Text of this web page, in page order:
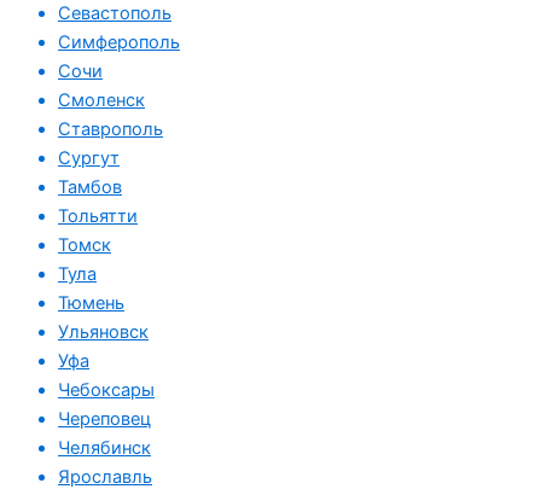
Севастополь
Симферополь
Сочи
Смоленск
Ставрополь
Сургут
Тамбов
Тольятти
Томск
Тула
Тюмень
Ульяновск
Уфа
Чебоксары
Череповец
Челябинск
Ярославль